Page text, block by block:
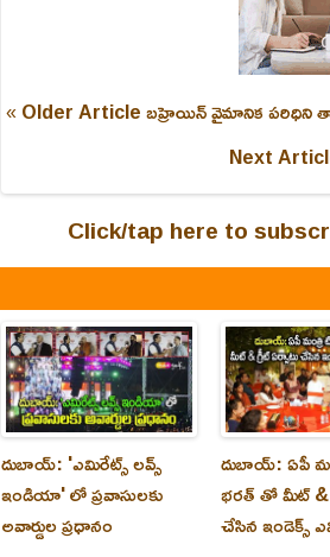
« Older Articleబహ్రెయిన్ వైమానిక పరిధిని
Next
Click/tap here to
దుబాయ్: 'ఎమిరేట్స్ లవ్స్
ఇండియా' లో ప్రవాసులకు
అవార్డుల ప్రధానం
దుబాయ్: ఏపీ
భరత్ తో మీట్ &
చేసిన ఇండెక్స్